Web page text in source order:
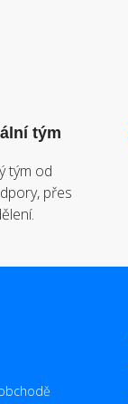
tým
tým od
přes